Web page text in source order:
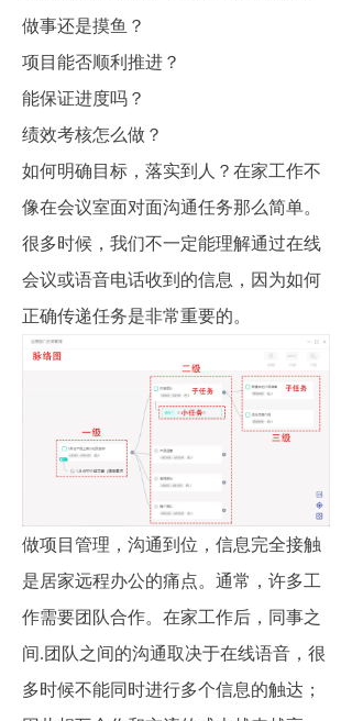
做事还是摸鱼？
项目能否顺利推进？
能保证进度吗？
绩效考核怎么做？
如何明确目标，落实到人？在家工作不
像在会议室面对面沟通任务那么简单。
很多时候，我们不一定能理解通过在线
会议或语音电话收到的信息，因为如何
正确传递任务是非常重要的。
做项目管理，沟通到位，信息完全接触
是居家远程办公的痛点。通常，许多工
作需要团队合作。在家工作后，同事之
间.团队之间的沟通取决于在线语音，很
多时候不能同时进行多个信息的触达；